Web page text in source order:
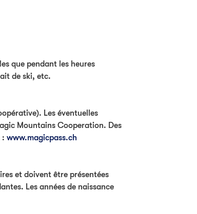
que pendant les heures
de ski, etc.
Les éventuelles
Mountains Cooperation. Des
: www.magicpass.ch
et doivent être présentées
Les années de naissance